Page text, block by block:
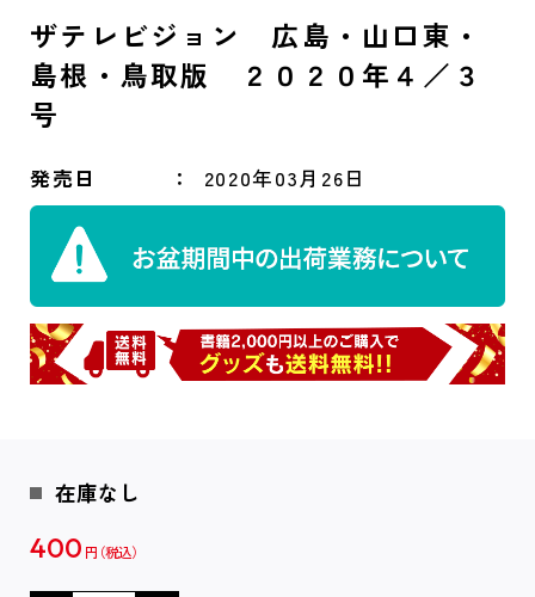
ザテレビジョン 広島・山口東・
島根・鳥取版 ２０２０年４／３
号
発売日 2020年03月26日
在庫なし
400 円